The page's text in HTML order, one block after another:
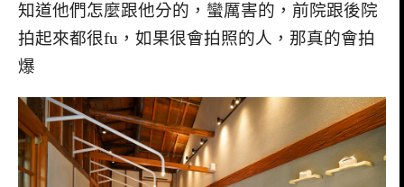
知道他們怎麼跟他分的，蠻厲害的，前院跟後院
拍起來都很fu，如果很會拍照的人，那真的會拍
爆